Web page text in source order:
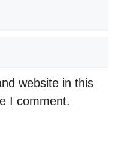
website in this
I comment.